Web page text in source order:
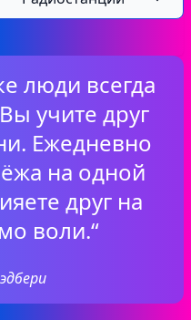
люди всегда
учите друг
Ежедневно
на одной
друг на
воли.“